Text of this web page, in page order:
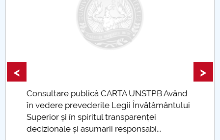
Admitere masterat
Sesiuni Admitere
TAXE DE ȘCOLARIZARE
Admitere - Faze
Taxe de școlarizare indexate Taxele se pot
plăti și cu cardul
< >